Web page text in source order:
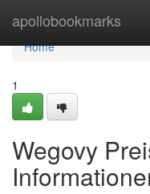
apollobookmarks
Home
Home
1
Wegovy